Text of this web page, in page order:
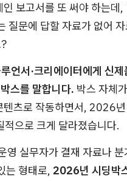
인 보고서를 또 써야 하는데,
질문에 답할 자료가 없어
언서·크리에이터에게 신
스를 말합니다. 박스 자체
텐츠로 작동하면서, 2026
적으로 크게 달라졌습니다.
영 실무자가 결재 자료나
는 형태로, 2026년 시딩박